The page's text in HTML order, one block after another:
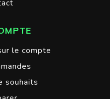
le compte
souhaits